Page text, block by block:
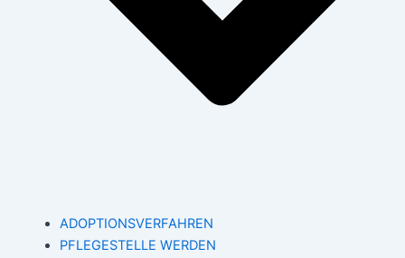
ADOPTIONSVERFAHREN
PFLEGESTELLE WERDEN